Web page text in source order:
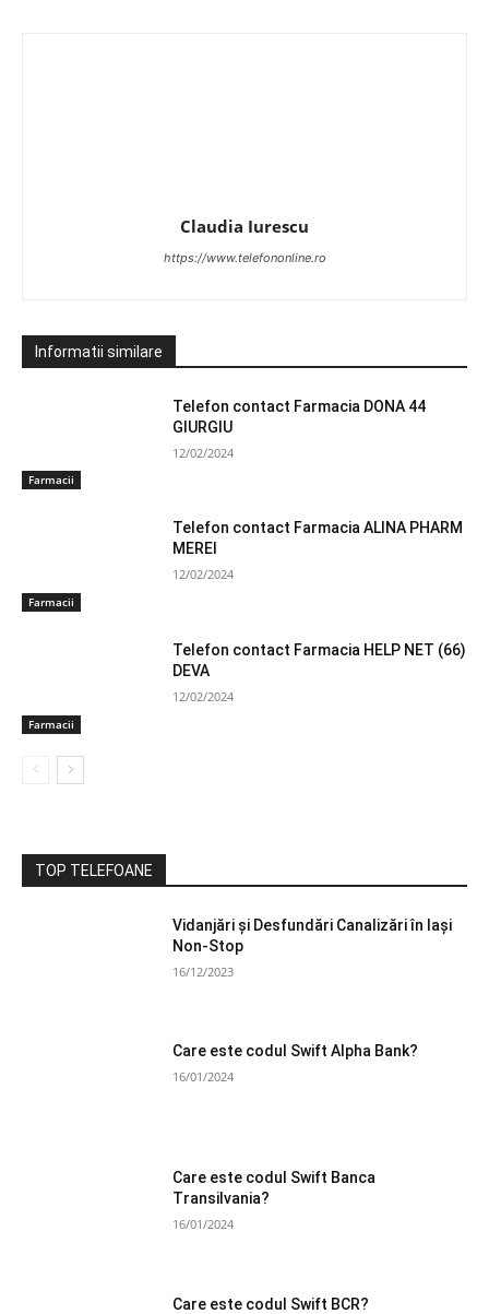
Claudia Iurescu
https://www.telefononline.ro
Informatii similare
Farmacii
Telefon contact Farmacia DONA 44
GIURGIU
12/02/2024
Farmacii
Telefon contact Farmacia ALINA PHARM
MEREI
12/02/2024
Farmacii
Telefon contact Farmacia HELP NET (66)
DEVA
12/02/2024
TOP TELEFOANE
Vidanjări și Desfundări Canalizări în Iași
Non-Stop
16/12/2023
Care este codul Swift Alpha Bank?
16/01/2024
Care este codul Swift Banca
Transilvania?
16/01/2024
Care este codul Swift BCR?